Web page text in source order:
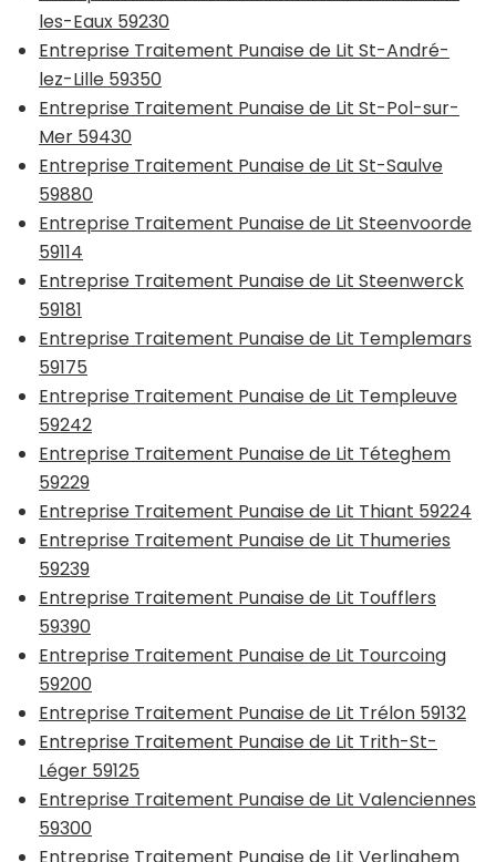
les-Eaux 59230
Entreprise Traitement Punaise de Lit St-André-
lez-Lille 59350
Entreprise Traitement Punaise de Lit St-Pol-sur-
Mer 59430
Entreprise Traitement Punaise de Lit St-Saulve
59880
Entreprise Traitement Punaise de Lit Steenvoorde
59114
Entreprise Traitement Punaise de Lit Steenwerck
59181
Entreprise Traitement Punaise de Lit Templemars
59175
Entreprise Traitement Punaise de Lit Templeuve
59242
Entreprise Traitement Punaise de Lit Téteghem
59229
Entreprise Traitement Punaise de Lit Thiant 59224
Entreprise Traitement Punaise de Lit Thumeries
59239
Entreprise Traitement Punaise de Lit Toufflers
59390
Entreprise Traitement Punaise de Lit Tourcoing
59200
Entreprise Traitement Punaise de Lit Trélon 59132
Entreprise Traitement Punaise de Lit Trith-St-
Léger 59125
Entreprise Traitement Punaise de Lit Valenciennes
59300
Entreprise Traitement Punaise de Lit Verlinghem